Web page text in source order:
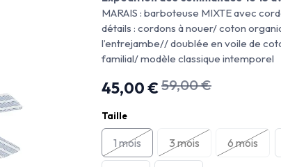
MARAIS : barboteuse MIXTE avec
détails : cordons à nouer/ coton
l’entrejambe// doublée en voile de
familial/ modèle classique intemporel
45,00€59,00€
Taille
1 mois 3 mois 6 mois